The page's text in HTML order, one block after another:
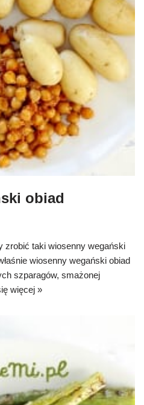
obiad
zrobić taki wiosenny wegański
wiosenny wegański obiad
szparagów, smażonej
więcej »